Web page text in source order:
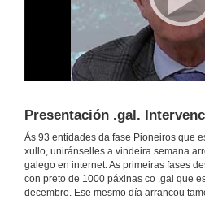
Presentación .gal.
Ás 93 entidades da fase Pioneiros que
xullo, uniránselles a vindeira semana
galego en internet. As primeiras fases
con preto de 1000 páxinas co .gal que
decembro. Ese mesmo día arrancou